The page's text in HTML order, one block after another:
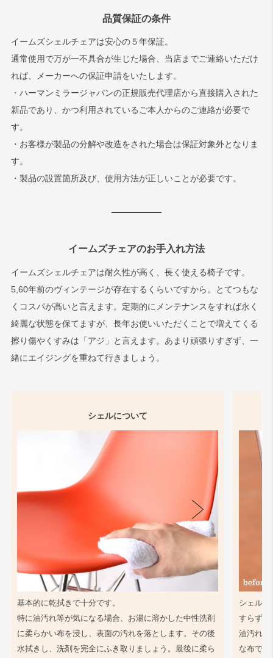
品質保証の条件
イームズシェルチェアは安心の５年保証。
通常使用で万が一不具合が生じた場合、当店までご連絡いただけ
れば、メーカーへの保証申請をいたします。
・ハーマンミラージャパンの正規販売代理店から直接購入された
新品であり、かつ利用されているご本人からのご連絡が必要で
す。
・お客様が製品の分解や改造をされた場合は保証対象外となりま
す。
・製品の設置箇所及び、使用方法が正しいことが必要です。
イームズチェアのお手入れ方法
イームズシェルチェアは耐久性が高く、長く使える椅子です。
5,60年前のヴィンテージが存在するくらいですから。とてつもな
くコスパが高いと言えます。定期的にメンテナンスをすれば永く
綺麗な状態を保てますが、長年お使いいただくことで増えてくる
擦り傷やくすみは「アジ」と言えます。あまり頑張りすぎず、一
緒にエイジングを重ねて行きましょう。
シェルについて
基本的に乾拭きで十分です。
特に油汚れ等が気になる場合、お湯に溶かした中性洗剤
に柔らかい布を浸し、表面の汚れを落とします。その後
水拭きし、洗剤を完全にふき取りましょう。最後に柔ら
シェル同
すらず、
油汚れ等
な布で軽